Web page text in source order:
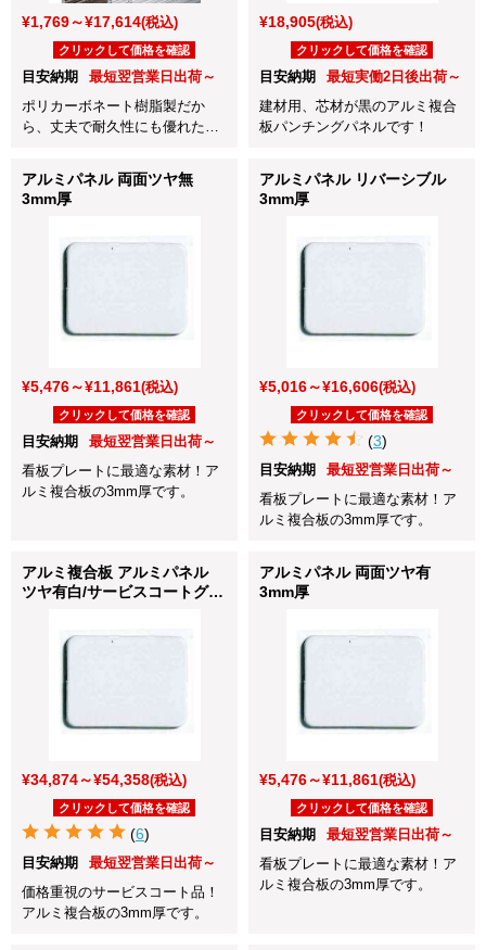
¥1,769～¥17,614(税込)
クリックして価格を確認
目安納期
最短翌営業日出荷～
ポリカーボネート樹脂製だか
ら、丈夫で耐久性にも優れた中
¥18,905(税込)
クリックして価格を確認
目安納期
最短実働2日後出荷～
建材用、芯材が黒のアルミ複合
板パンチングパネルです！
アルミパネル 両面ツヤ無
3mm厚
¥5,476～¥11,861(税込)
クリックして価格を確認
目安納期
最短翌営業日出荷～
看板プレートに最適な素材！ア
ルミ複合板の3mm厚です。
アルミパネル リバーシブル
3mm厚
¥5,016～¥16,606(税込)
クリックして価格を確認
(3)
目安納期
最短翌営業日出荷～
看板プレートに最適な素材！ア
ルミ複合板の3mm厚です。
アルミ複合板 アルミパネル
ツヤ有白/サービスコートグレ
¥34,874～¥54,358(税込)
クリックして価格を確認
(6)
目安納期
最短翌営業日出荷～
価格重視のサービスコート品！
アルミ複合板の3mm厚です。
アルミパネル 両面ツヤ有
3mm厚
¥5,476～¥11,861(税込)
クリックして価格を確認
目安納期
最短翌営業日出荷～
看板プレートに最適な素材！ア
ルミ複合板の3mm厚です。